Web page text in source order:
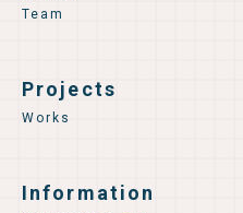
Team
Projects
Works
Information